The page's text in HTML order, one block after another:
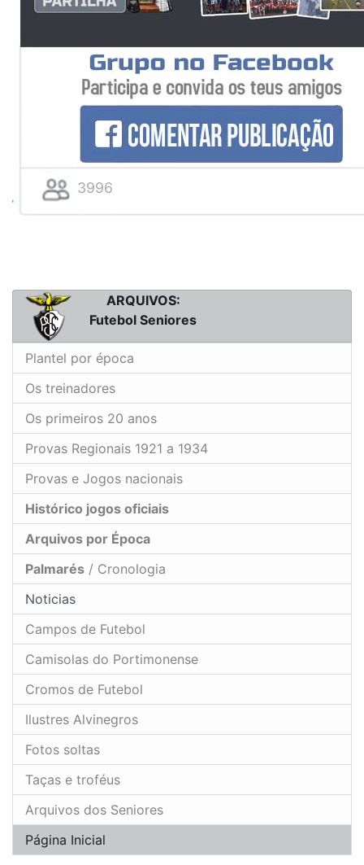
3996
ARQUIVOS:
Futebol Seniores
Plantel por época
Os treinadores
Os primeiros 20 anos
Provas Regionais 1921 a 1934
Provas e Jogos nacionais
Histórico jogos oficiais
Arquivos por Época
Palmarés / Cronologia
Noticias
Campos de Futebol
Camisolas do Portimonense
Cromos de Futebol
Ilustres Alvinegros
Fotos soltas
Taças e troféus
Arquivos dos Seniores
Página Inicial